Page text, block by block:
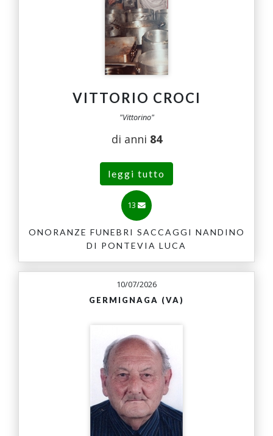
VITTORIO CROCI
"Vittorino"
di anni 84
leggi tutto
13
ONORANZE FUNEBRI SACCAGGI NANDINO
DI PONTEVIA LUCA
10/07/2026
GERMIGNAGA (VA)